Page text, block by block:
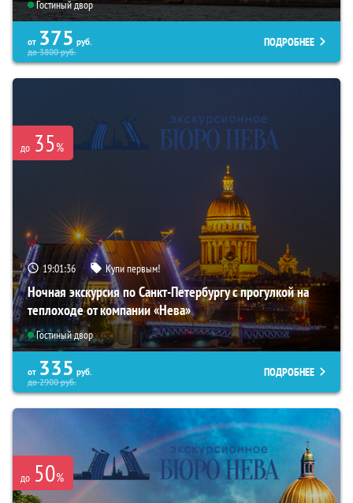
Гостиный двор
от 375 руб.
до3800руб.
ПОДРОБНЕЕ
до 35%
19:01:35 Купи первым!
Ночная экскурсия по Санкт-Петербургу с прогулкой на
теплоходе от компании «Нева»
Гостиный двор
от 335 руб.
до2900руб.
ПОДРОБНЕЕ
до 50%